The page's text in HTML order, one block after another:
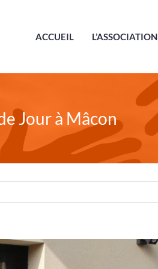
ACCUEIL L’ASSOCIATION
Jour à Mâcon